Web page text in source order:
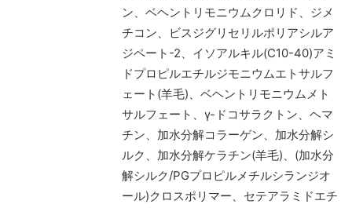
ン、ベヘントリモニウムクロリド、ジメ
チコン、ビスジグリセリルポリアシルア
ジペート-2、イソアルキル(C10-40)アミ
ドプロピルエチルジモニウムエトサルフ
ェート(羊毛)、ベヘントリモニウムメト
サルフェート、γ-ドコサラクトン、ヘマ
チン、加水分解コラーゲン、加水分解シ
ルク、加水分解ケラチン(羊毛)、(加水分
解シルク/PGプロピルメチルシランジオ
ール)クロスポリマー、セテアラミドエチ